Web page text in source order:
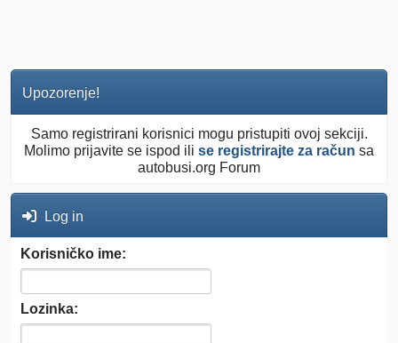
Upozorenje!
Samo registrirani korisnici mogu pristupiti ovoj sekciji.
Molimo prijavite se ispod ili se registrirajte za račun sa
autobusi.org Forum
Log in
Korisničko ime:
Lozinka: